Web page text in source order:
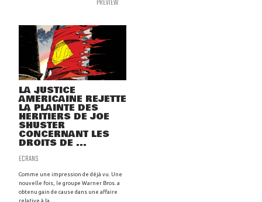
LA JUSTICE
AMÉRICAINE REJETTE
LA PLAINTE DES
HÉRITIERS DE JOE
SHUSTER
CONCERNANT LES
DROITS DE ...
ECRANS
Comme une impression de déjà vu. Une
nouvelle fois, le groupe Warner Bros. a
obtenu gain de cause dans une affaire
relative à la ...